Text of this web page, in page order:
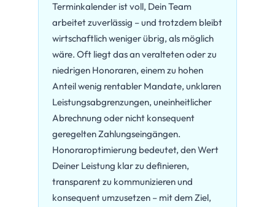
Terminkalender ist voll, Dein Team
arbeitet zuverlässig – und trotzdem bleibt
wirtschaftlich weniger übrig, als möglich
wäre. Oft liegt das an veralteten oder zu
niedrigen Honoraren, einem zu hohen
Anteil wenig rentabler Mandate, unklaren
Leistungsabgrenzungen, uneinheitlicher
Abrechnung oder nicht konsequent
geregelten Zahlungseingängen.
Honoraroptimierung bedeutet, den Wert
Deiner Leistung klar zu definieren,
transparent zu kommunizieren und
konsequent umzusetzen – mit dem Ziel,